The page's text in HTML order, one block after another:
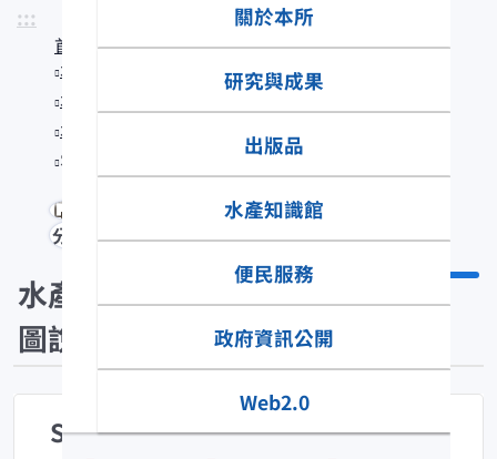
關於本所
研究與成果
出版品
水產知識館
便民服務
政府資訊公開
Web2.0
:::
首頁
水產知識館
水產數位典藏
水產生物圖說
Spinibarbus hollandi
分享
水產生物
圖說
Spinibarbus hollandi